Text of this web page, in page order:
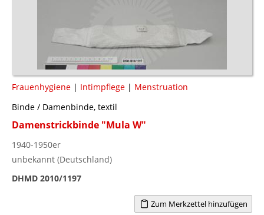
Frauenhygiene | Intimpflege | Menstruation
Binde / Damenbinde, textil
Damenstrickbinde "Mula W"
1940-1950er
unbekannt (Deutschland)
DHMD 2010/1197
Zum Merkzettel hinzufügen